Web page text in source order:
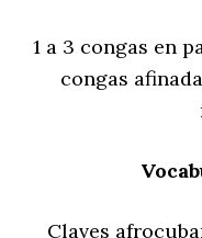
1 a 3 congas en
congas
Claves